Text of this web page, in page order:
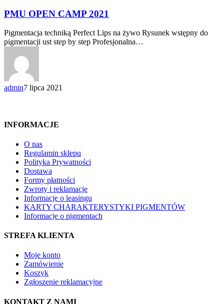
CAMP
2021
PMU OPEN CAMP 2021
Pigmentacja techniką Perfect Lips na żywo Rysunek wstępny do
pigmentacji ust step by step Profesjonalna…
admin7 lipca 2021
INFORMACJE
O nas
Regulamin sklepu
Polityka Prywatności
Dostawa
Formy płatności
Zwroty i reklamacje
Informacje o leasingu
KARTY CHARAKTERYSTYKI PIGMENTÓW
Informacje o pigmentach
STREFA KLIENTA
Moje konto
Zamówienie
Koszyk
Zgłoszenie reklamacyjne
KONTAKT Z NAMI